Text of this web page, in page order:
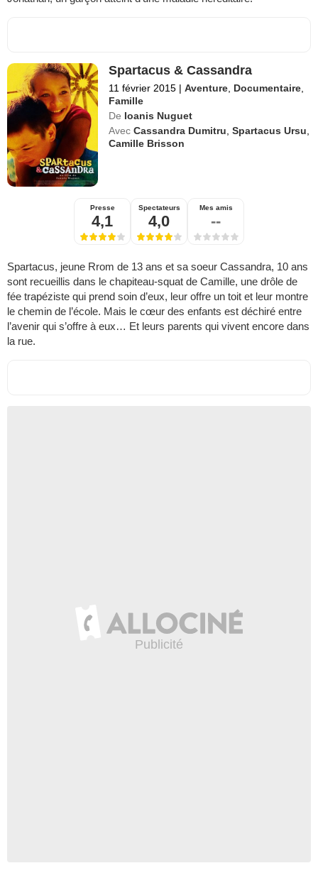
Spartacus & Cassandra
11 février 2015 | Aventure, Documentaire,
Famille
De Ioanis Nuguet
Avec Cassandra Dumitru,Spartacus Ursu,
Camille Brisson
Presse
4,1
Spectateurs
4,0
Mes amis
--
Spartacus, jeune Rrom de 13 ans et sa soeur Cassandra, 10 ans
sont recueillis dans le chapiteau-squat de Camille, une drôle de
fée trapéziste qui prend soin d’eux, leur offre un toit et leur montre
le chemin de l’école. Mais le cœur des enfants est déchiré entre
l’avenir qui s’offre à eux… Et leurs parents qui vivent encore dans
la rue.